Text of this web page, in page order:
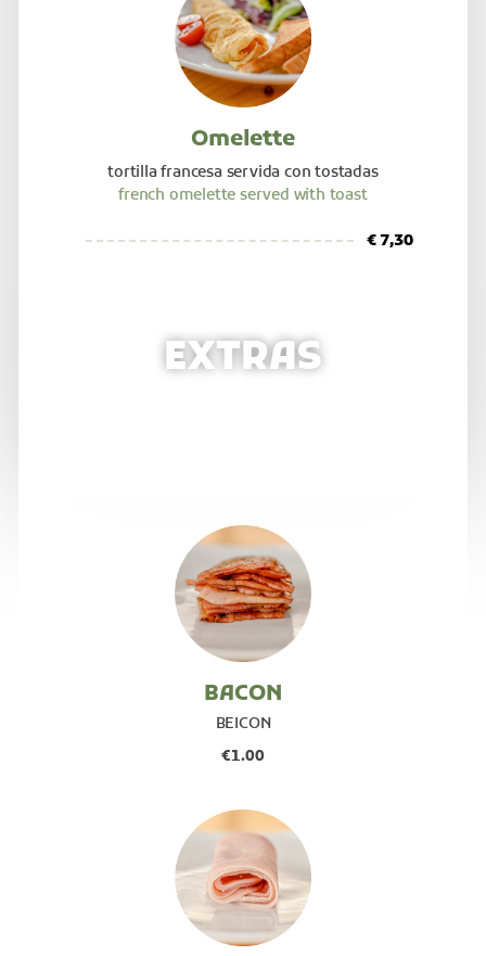
Omelette
tortilla francesa servida con tostadas
french omelette served with toast
€ 7,30
EXTRAS
BACON
BEICON
€1.00